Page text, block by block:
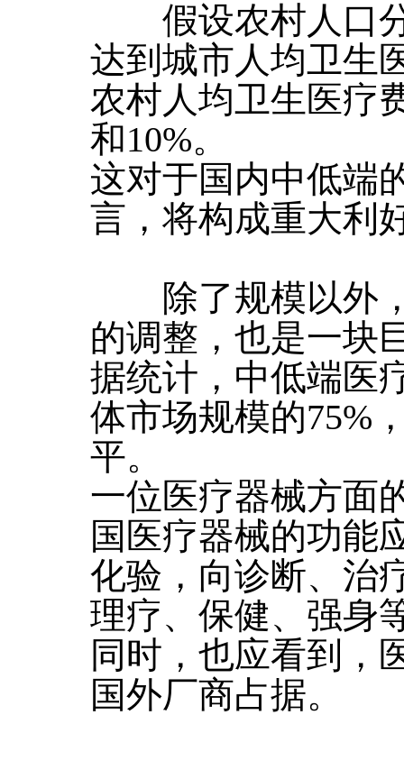
假设农村人口分
达到城市人均卫生
农村人均卫生医疗
和10%。
这对于国内中低端
言，将构成重大利
除了规模以外，
的调整，也是一块
据统计，中低端医
体市场规模的75%
平。
一位医疗器械方面
国医疗器械的功能
化验，向诊断、治
理疗、保健、强身
同时，也应看到，
国外厂商占据。